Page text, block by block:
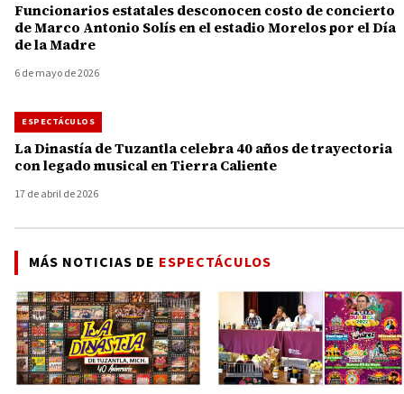
Funcionarios estatales desconocen costo de concierto
de Marco Antonio Solís en el estadio Morelos por el Día
de la Madre
6 de mayo de 2026
ESPECTÁCULOS
La Dinastía de Tuzantla celebra 40 años de trayectoria
con legado musical en Tierra Caliente
17 de abril de 2026
MÁS NOTICIAS DE ESPECTÁCULOS